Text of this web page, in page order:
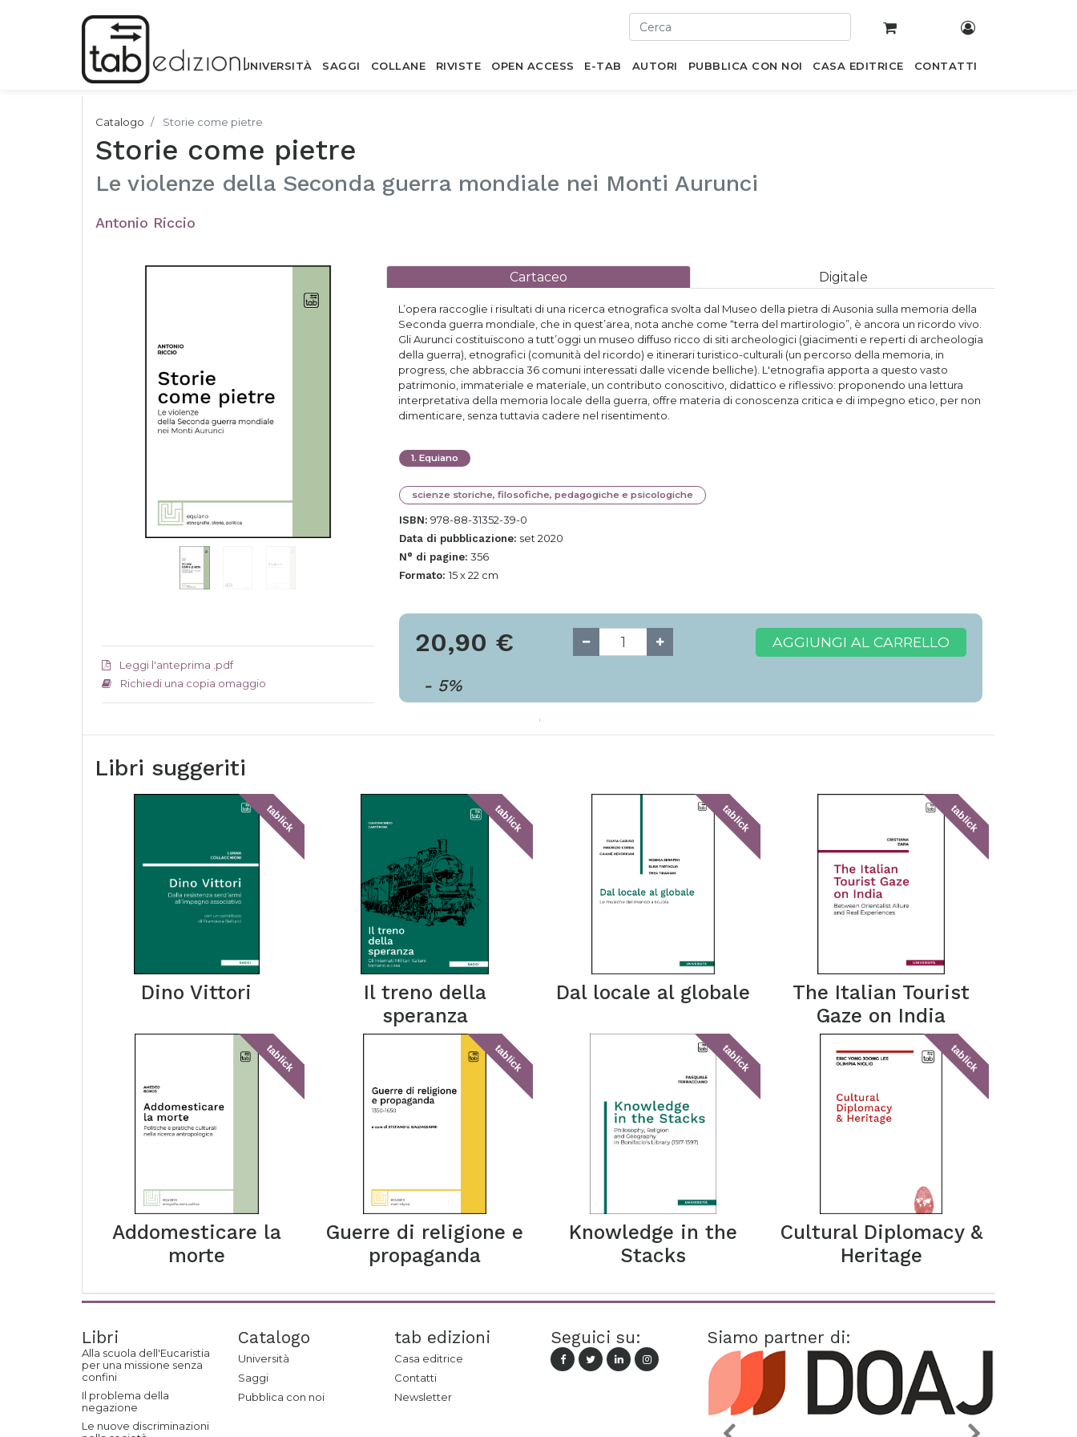
UNIVERSITÀ SAGGI COLLANE RIVISTE OPEN ACCESS E-TAB AUTORI PUBBLICA CON NOI CASA EDITRICE CONTATTI
Catalogo Storie come pietre
Storie come pietre
Le violenze della Seconda guerra mondiale nei Monti Aurunci
Antonio Riccio
Leggi l'anteprima .pdf
Richiedi una copia omaggio
Cartaceo Digitale
L’opera raccoglie i risultati di una ricerca etnografica svolta dal Museo della pietra di Ausonia sulla memoria della
Seconda guerra mondiale, che in quest’area, nota anche come “terra del martirologio”, è ancora un ricordo vivo.
Gli Aurunci costituiscono a tutt’oggi un museo diffuso ricco di siti archeologici (giacimenti e reperti di archeologia
della guerra), etnografici (comunità del ricordo) e itinerari turistico-culturali (un percorso della memoria, in
progress, che abbraccia 36 comuni interessati dalle vicende belliche). L'etnografia apporta a questo vasto
patrimonio, immateriale e materiale, un contributo conoscitivo, didattico e riflessivo: proponendo una lettura
interpretativa della memoria locale della guerra, offre materia di conoscenza critica e di impegno etico, per non
dimenticare, senza tuttavia cadere nel risentimento.
1. Equiano
scienze storiche, filosofiche, pedagogiche e psicologiche
ISBN: 978-88-31352-39-0
Data di pubblicazione: set 2020
N° di pagine: 356
Formato: 15 x 22 cm
20,90 €
- 5%
AGGIUNGI AL CARRELLO
Libri suggeriti
tablick
Dino Vittori
tablick
Il treno della
speranza
tablick
Dal locale al globale
tablick
The Italian Tourist
Gaze on India
tablick
Addomesticare la
morte
tablick
Guerre di religione e
propaganda
tablick
Knowledge in the
Stacks
tablick
Cultural Diplomacy &
Heritage
Libri
Alla scuola dell'Eucaristia
per una missione senza
confini
Il problema della
negazione
Le nuove discriminazioni
Catalogo
Università
Saggi
Pubblica con noi
tab edizioni
Casa editrice
Contatti
Newsletter
Seguici su: Siamo partner di: